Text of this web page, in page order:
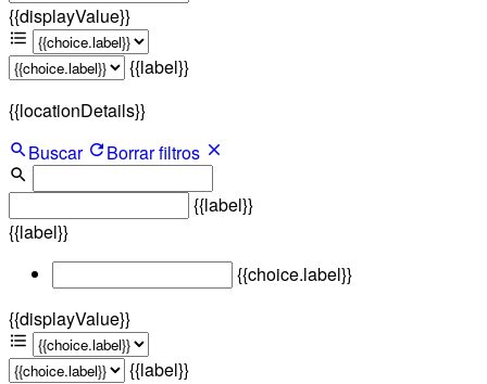
{{displayValue}}
{{label}}
{{locationDetails}}
Buscar
Borrar filtros
{{label}}
{{label}}
{{choice.label}}
{{displayValue}}
{{label}}